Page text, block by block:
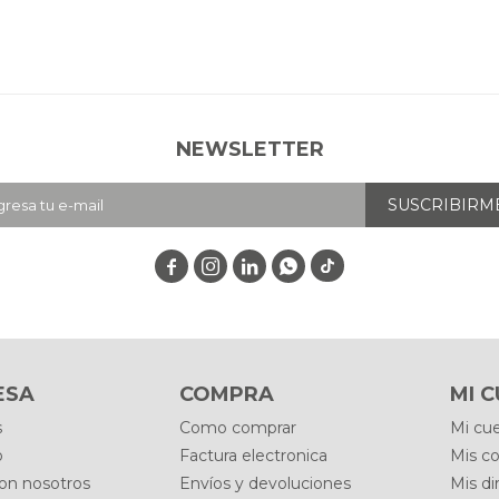
nosotros
COMPRA
Como comprar
Factura electronica
Envíos y devoluciones
MI
Mi
Mis
Mis
NEWSLETTER
   